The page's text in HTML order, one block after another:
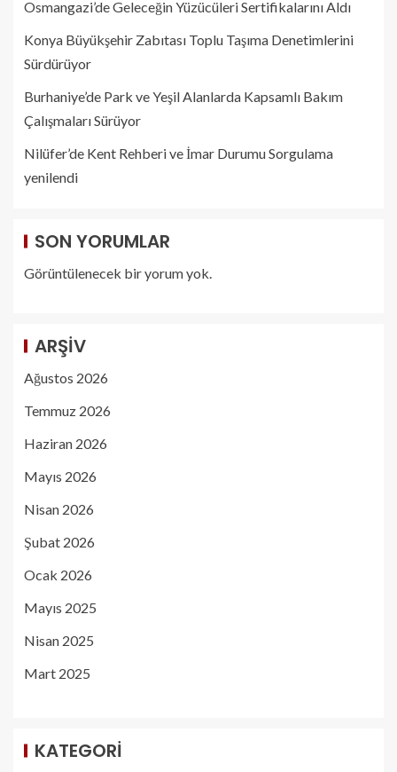
Osmangazi’de Geleceğin Yüzücüleri Sertifikalarını Aldı
Konya Büyükşehir Zabıtası Toplu Taşıma Denetimlerini
Sürdürüyor
Burhaniye’de Park ve Yeşil Alanlarda Kapsamlı Bakım
Çalışmaları Sürüyor
Nilüfer’de Kent Rehberi ve İmar Durumu Sorgulama
yenilendi
SON YORUMLAR
Görüntülenecek bir yorum yok.
ARŞIV
Ağustos 2026
Temmuz 2026
Haziran 2026
Mayıs 2026
Nisan 2026
Şubat 2026
Ocak 2026
Mayıs 2025
Nisan 2025
Mart 2025
KATEGORI